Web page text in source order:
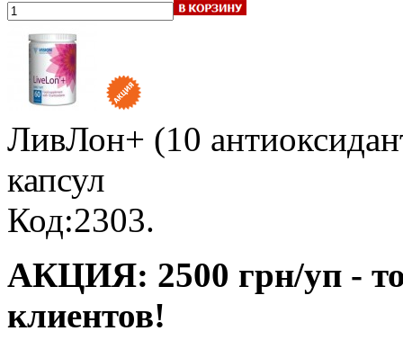
ЛивЛон+ (10
капсул
Код:2303.
АКЦИЯ: 2500 грн/уп -
клиентов!